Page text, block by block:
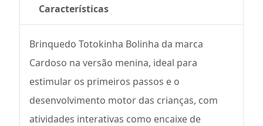
Características
Brinquedo Totokinha Bolinha da marca
Cardoso na versão menina, ideal para
estimular os primeiros passos e o
desenvolvimento motor das crianças, com
atividades interativas como encaixe de